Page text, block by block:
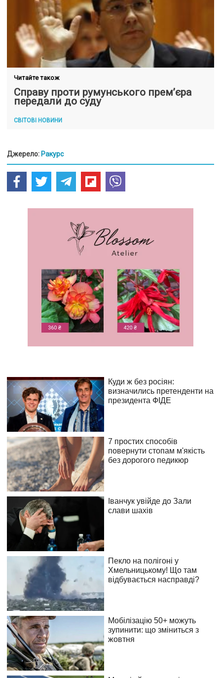
Читайте також
Справу проти румунського прем’єра
передали до суду
СВІТОВІ НОВИНИ
Джерело: Ракурс